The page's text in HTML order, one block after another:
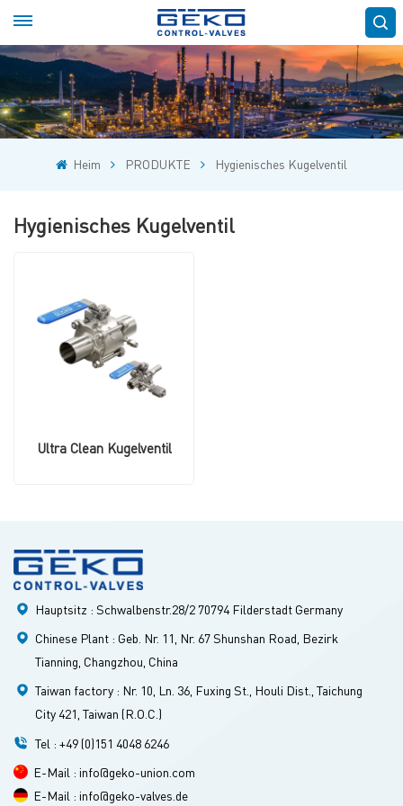
Heim PRODUKTE Hygienisches Kugelventil
Hygienisches Kugelventil
Ultra Clean Kugelventil
Hauptsitz : Schwalbenstr.28/2 70794 Filderstadt Germany
Chinese Plant : Geb. Nr. 11, Nr. 67 Shunshan Road, Bezirk
Tianning, Changzhou, China
Taiwan factory : Nr. 10, Ln. 36, Fuxing St., Houli Dist., Taichung
City 421, Taiwan (R.O.C.)
Tel : +49 (0)151 4048 6246
E-Mail : info@geko-union.com
E-Mail : info@geko-valves.de